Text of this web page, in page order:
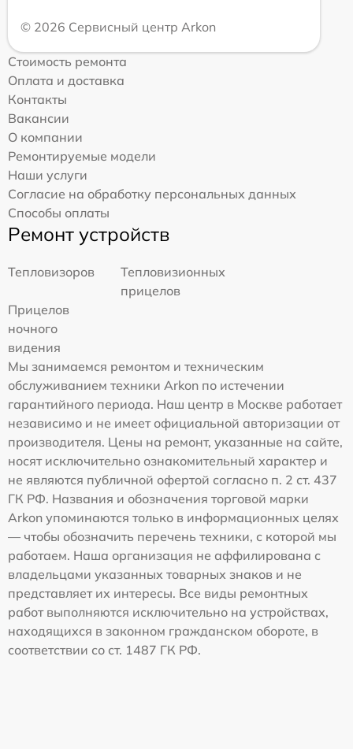
© 2026 Сервисный центр Arkon
Стоимость ремонта
Оплата и доставка
Контакты
Вакансии
О компании
Ремонтируемые модели
Наши услуги
Согласие на обработку персональных данных
Способы оплаты
Ремонт устройств
Тепловизоров
Тепловизионных
прицелов
Прицелов
ночного
видения
Мы занимаемся ремонтом и техническим
обслуживанием техники Arkon по истечении
гарантийного периода. Наш центр в Москве работает
независимо и не имеет официальной авторизации от
производителя. Цены на ремонт, указанные на сайте,
носят исключительно ознакомительный характер и
не являются публичной офертой согласно п. 2 ст. 437
ГК РФ. Названия и обозначения торговой марки
Arkon упоминаются только в информационных целях
— чтобы обозначить перечень техники, с которой мы
работаем. Наша организация не аффилирована с
владельцами указанных товарных знаков и не
представляет их интересы. Все виды ремонтных
работ выполняются исключительно на устройствах,
находящихся в законном гражданском обороте, в
соответствии со ст. 1487 ГК РФ.